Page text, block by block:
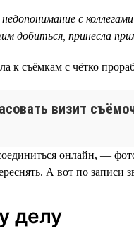
с
добиться, принесла
к съёмкам с чётко
визит
онлайн, —
А вот по записи
делу